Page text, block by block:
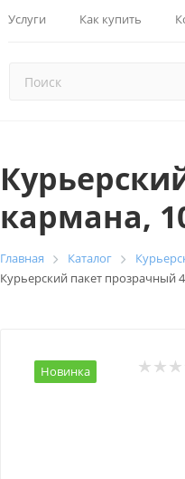
Услуги Как купить
кармана,
Главная Каталог
Курьерский пакет прозрачный
Новинка